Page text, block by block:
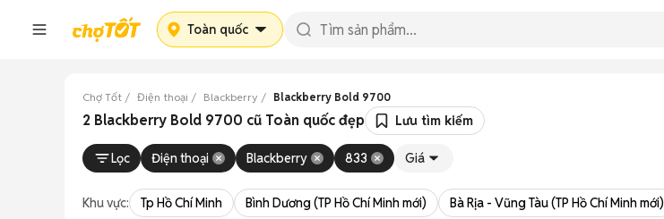
Toàn quốc
Chợ Tốt Điện thoại Blackberry Blackberry Bold 9700
2 Blackberry Bold 9700 cũ Toàn quốc đẹp Lưu tìm kiếm
Lọc Điện thoại Blackberry 833 Giá
Khu vực: Tp Hồ Chí Minh Bình Dương (TP Hồ Chí Minh mới) Bà Rịa - Vũng Tàu (TP Hồ Chí Minh mới)